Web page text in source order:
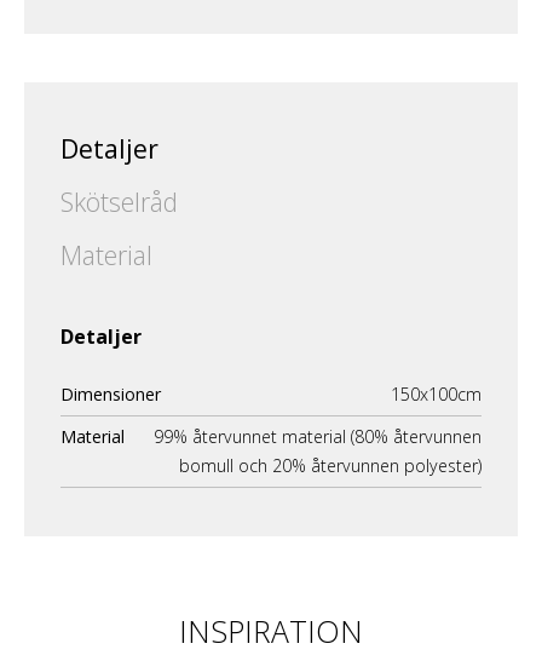
Detaljer
Skötselråd
Material
Detaljer
Dimensioner
150x100cm
Material
99% återvunnet material (80% återvunnen
bomull och 20% återvunnen polyester)
INSPIRATION